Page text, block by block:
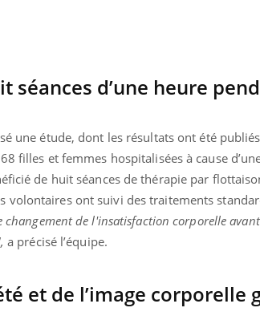
séances d’une heure
une étude, dont les résultats ont été
filles et femmes hospitalisées à cause
de huit séances de thérapie par
volontaires ont suivi des traitements
de l'insatisfaction corporelle
a précisé l’équipe.
et de l’image corporelle
2026Youtube
et, pour de
atteintes de
période de questions, de
Youtube
Un « jumeau
faciliter
préventive
mutualiste